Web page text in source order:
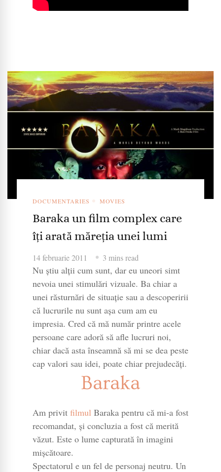
DOCUMENTARIES MOVIES
Baraka un film complex care
îți arată măreția unei lumi
14 februarie 2011 3 mins read
Nu știu alții cum sunt, dar eu uneori simt
nevoia unei stimulări vizuale. Ba chiar a
unei răsturnări de situație sau a descoperirii
că lucrurile nu sunt așa cum am eu
impresia. Cred că mă număr printre acele
persoane care adoră să afle lucruri noi,
chiar dacă asta înseamnă să mi se dea peste
cap valori sau idei, poate chiar prejudecăți.
Baraka
Am privit filmul Baraka pentru că mi-a fost
recomandat, şi concluzia a fost că merită
văzut. Este o lume capturată în imagini
mişcătoare.
Spectatorul e un fel de personaj neutru. Un